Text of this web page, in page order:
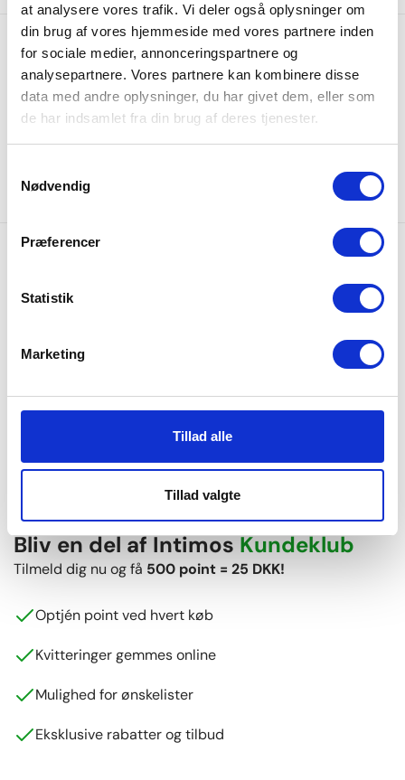
at analysere vores trafik. Vi deler også oplysninger om
din brug af vores hjemmeside med vores partnere inden
for sociale medier, annonceringspartnere og
analysepartnere. Vores partnere kan kombinere disse
data med andre oplysninger, du har givet dem, eller som
de har indsamlet fra din brug af deres tjenester.
Nødvendig
Præferencer
Statistik
Marketing
Tillad alle
Tillad valgte
Udvidet returret på hele 365 dage
+6.700 anmeldelser
Vores kunder giver os 4,8 ud af 5 stjerner
Bliv en del af IntimosKundeklub
Tilmeld dig nu og få 500 point = 25 DKK!
Optjén point ved hvert køb
Kvitteringer gemmes online
Mulighed for ønskelister
Eksklusive rabatter og tilbud